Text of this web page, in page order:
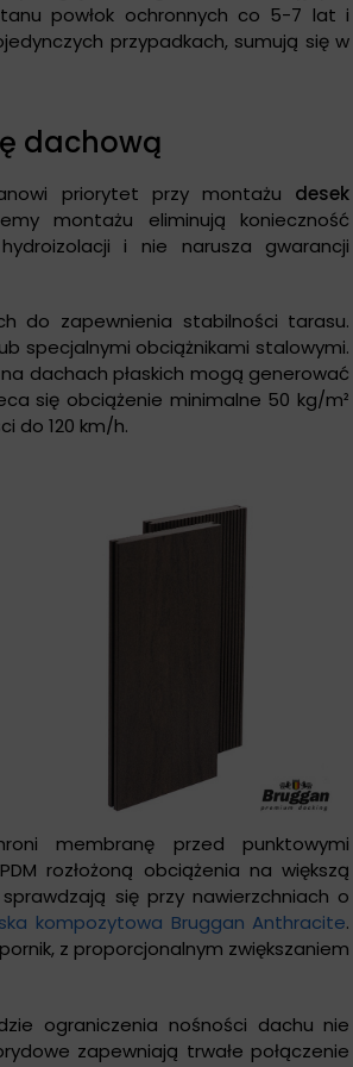
powłok ochronnych co 5-7 lat i
przypadkach, sumują się w
dachową
priorytet przy montażu desek
montażu eliminują konieczność
i nie narusza gwarancji
do zapewnienia stabilności tarasu.
specjalnymi obciążnikami stalowymi.
dachach płaskich mogą generować
się obciążenie minimalne 50 kg/m²
do 120 km/h.
membranę przed punktowymi
rozłożoną obciążenia na większą
się przy nawierzchniach o
kompozytowa Bruggan Anthracite.
z proporcjonalnym zwiększaniem
ograniczenia nośności dachu nie
zapewniają trwałe połączenie